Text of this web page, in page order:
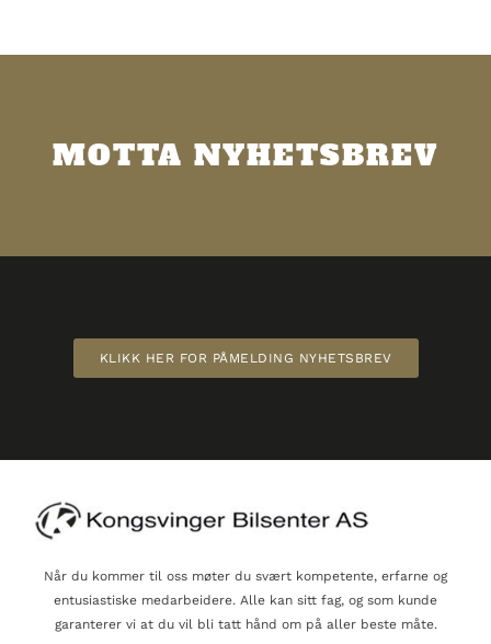
MOTTA NYHETSBREV
KLIKK HER FOR PÅMELDING NYHETSBREV
Når du kommer til oss møter du svært kompetente, erfarne og
entusiastiske medarbeidere. Alle kan sitt fag, og som kunde
garanterer vi at du vil bli tatt hånd om på aller beste måte.